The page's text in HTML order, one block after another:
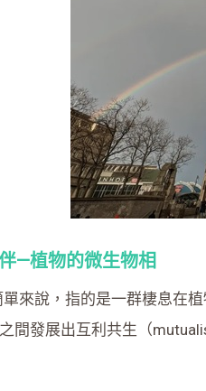
—植物的微生物相
來說，指的是一群棲息在
間發展出互利共生（